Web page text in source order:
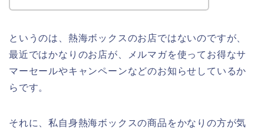
というのは、熱海ボックスのお店ではないのですが、
最近ではかなりのお店が、メルマガを使ってお得なサ
マーセールやキャンペーンなどのお知らせしているか
らです。
それに、私自身熱海ボックスの商品をかなりの方が気